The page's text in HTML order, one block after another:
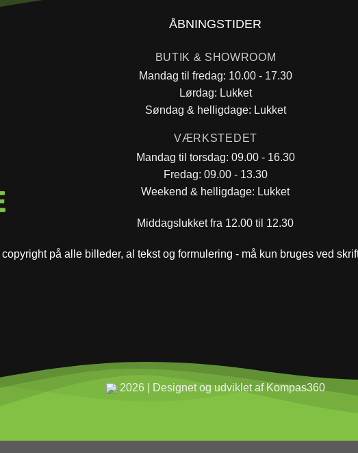
ÅBNINGSTIDER
BUTIK & SHOWROOM
Mandag til fredag: 10.00 - 17.30
Lørdag: Lukket
Søndag & helligdage: Lukket
VÆRKSTEDET
Mandag til torsdag: 09.00 - 16.30
Fredag: 09.00 - 13.30
Weekend & helligdage: Lukket
Middagslukket fra 12.00 til 12.30
copyright på alle billeder, al tekst og formulering - må kun bruges ved
2026 | Designet og udviklet af Kompas360